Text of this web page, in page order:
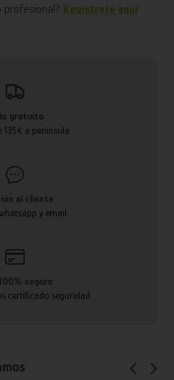
profesional? Regístrate aquí
gratuito
135€ a península
al cliente
y email
seguro
certificado seguridad